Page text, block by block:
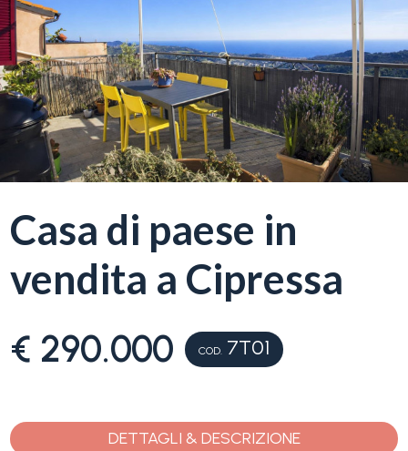
Casa di paese in
vendita a Cipressa
€ 290.000 COD. 7T01
DETTAGLI & DESCRIZIONE
RU
Chi
siamo
nostri
La
Liguria
case
Provincia
Comune
-
Qualsiasi
Residenziali